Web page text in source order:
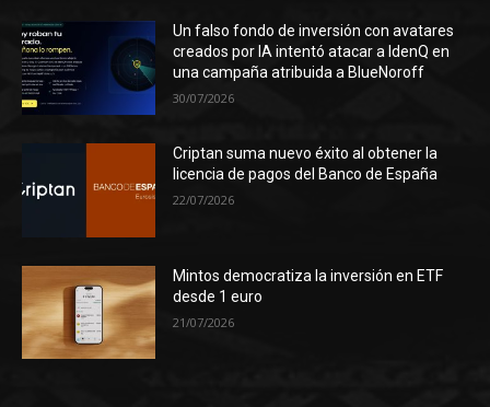
Un falso fondo de inversión con avatares
creados por IA intentó atacar a IdenQ en
una campaña atribuida a BlueNoroff
30/07/2026
Criptan suma nuevo éxito al obtener la
licencia de pagos del Banco de España
22/07/2026
Mintos democratiza la inversión en ETF
desde 1 euro
21/07/2026